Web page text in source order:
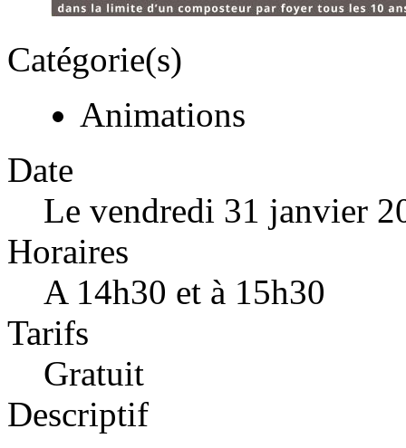
Catégorie(s)
Animations
Date
Le vendredi 31 janvier
Horaires
A 14h30 et à 15h30
Tarifs
Gratuit
Descriptif